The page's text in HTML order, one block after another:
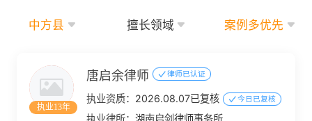
中方县 擅长领域 案例多优先
执业13年
唐启余律师 律师已认证
执业资质： 2026.08.07已复核 今日已复核
执业律所：湖南启剑律师事务所